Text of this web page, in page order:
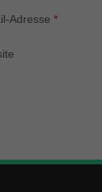
Adresse *